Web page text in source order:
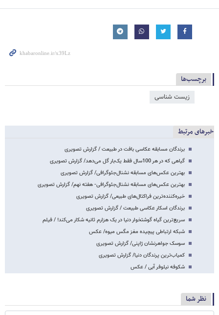
برچسب‌ها
زیست شناسی
خبرهای مرتبط
برندگان مسابقه عکاسی بافت در طبیعت / گزارش تصویری
گیاهی که در هر 100سال فقط یک‌بار گل می‌دهد/ گزارش تصویری
بهترین‌ عکس‌های مسابقه نشنال‌جئوگرافی/ گزارش تصویری
بهترین‌ عکس‌های مسابقه نشنال‌جئوگرافی- هفته نهم/ گزارش تصویری
خیره‌کننده‌ترین فراکتال‌های طبیعی/ گزارش تصویری
برندگان اسکار عکاسی طبیعت / گزارش تصویری
سریع‌ترین گیاه گوشتخوار دنیا در یک هزارم ثانیه شکار می‌کند! / فیلم
شبکه ارتباطی پیچیده مغز مگس میوه/ عکس
سوسک جواهرنشان ژاپنی/ گزارش تصویری
کمیاب‌ترین پرندگان دنیا/ گزارش تصویری
شکوفه نیلوفر آبی / عکس
نظر شما